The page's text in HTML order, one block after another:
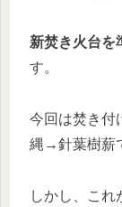
新焚き火台を
す。
今回は焚き付
縄→針葉樹薪
しかし、これ